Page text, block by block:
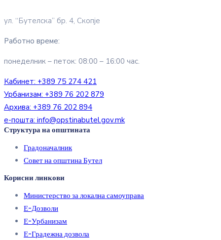
ул. “Бутелска” бр. 4, Скопје
Работно време:
понеделник – петок: 08:00 – 16:00 час.
Кабинет: +389 75 274 421
Урбанизам: +389 76 202 879
Архива: +389 76 202 894
е-пошта: info@opstinabutel.gov.mk
Структура на општината
Градоначалник
Совет на општина Бутел
Корисни линкови
Министерство за локална самоуправа
Е-Дозволи
Е-Урбанизам
Е-Градежна дозвола